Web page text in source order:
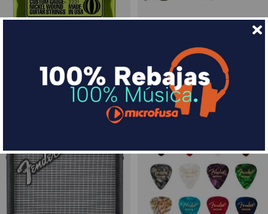
Slinky Regular 10-46
FENDER LOGO BLACKFACE
Precio
habitual
17,00 €
● Entrega en 1-2 días